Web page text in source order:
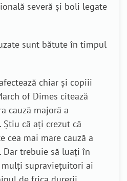
severă și boli legate
sunt bătute în timpul
chiar și copiii
of Dimes citează
cauză majoră a
Știu că ați crezut că
cea mai mare cauză a
Dar trebuie să luați în
supraviețuitori ai